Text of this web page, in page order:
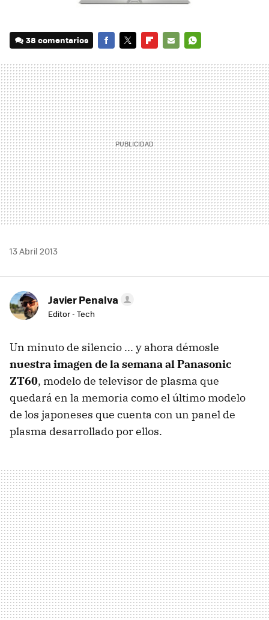
38 comentarios
MAIL
13 Abril 2013
Javier Penalva
Editor - Tech
Un minuto de silencio ... y ahora démosle
nuestra imagen de la semana al Panasonic
ZT60, modelo de televisor de plasma que
quedará en la memoria como el último modelo
de los japoneses que cuenta con un panel de
plasma desarrollado por ellos.